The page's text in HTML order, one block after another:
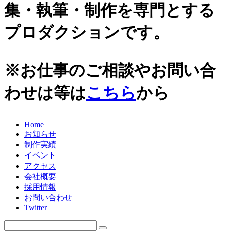
集・執筆・制作を専門とする
プロダクションです。
※お仕事のご相談やお問い合
わせは等はこちらから
Home
お知らせ
制作実績
イベント
アクセス
会社概要
採用情報
お問い合わせ
Twitter
宗教、神話、神社仏閣
日本文化、民俗
天皇制
広報誌、新聞媒体
ウェブ媒体
その他いろいろ
エンタメ・トレンド
2019年
2018年
2016年
2015年
2009年